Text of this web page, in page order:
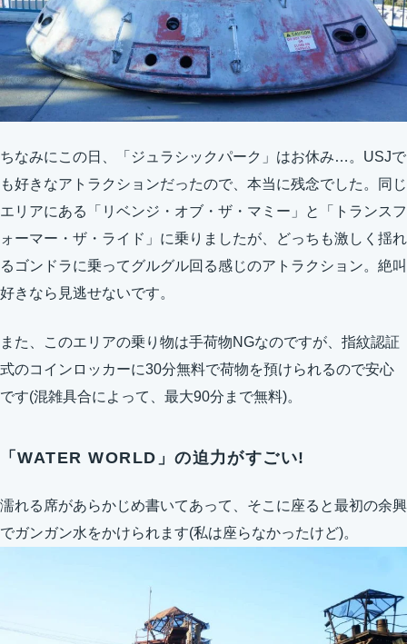
ちなみにこの日、「ジュラシックパーク」はお休み…。USJで
も好きなアトラクションだったので、本当に残念でした。同じ
エリアにある「リベンジ・オブ・ザ・マミー」と「トランスフ
ォーマー・ザ・ライド」に乗りましたが、どっちも激しく揺れ
るゴンドラに乗ってグルグル回る感じのアトラクション。絶叫
好きなら見逃せないです。
また、このエリアの乗り物は手荷物NGなのですが、指紋認証
式のコインロッカーに30分無料で荷物を預けられるので安心
です(混雑具合によって、最大90分まで無料)。
「WATER WORLD」の迫力がすごい!
濡れる席があらかじめ書いてあって、そこに座ると最初の余興
でガンガン水をかけられます(私は座らなかったけど)。